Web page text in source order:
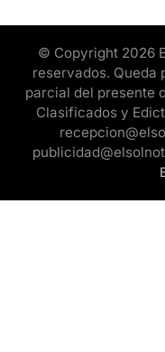
© Copyright 2026
reservados. Queda
parcial del presente
Clasificados y